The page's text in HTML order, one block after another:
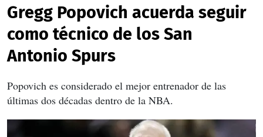
Gregg Popovich acuerda seguir
como técnico de los San
Antonio Spurs
Popovich es considerado el mejor entrenador de las
últimas dos décadas dentro de la NBA.